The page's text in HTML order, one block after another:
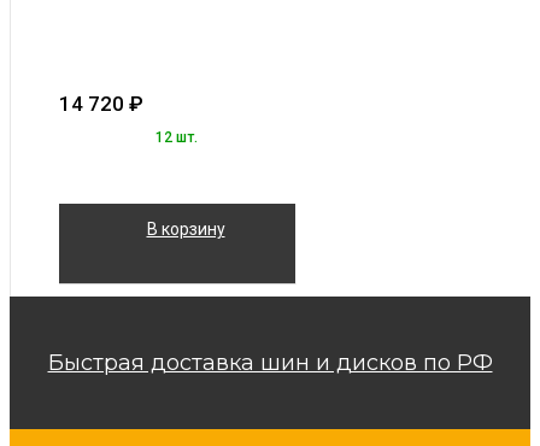
14 720 ₽
12 шт.
В корзину
Быстрая доставка шин и дисков по РФ